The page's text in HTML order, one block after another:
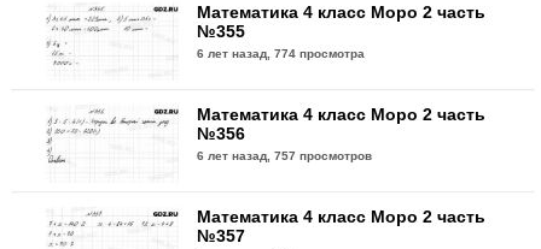
Математика 4 класс Моро 2 часть
№355
6 лет назад,774 просмотра
Математика 4 класс Моро 2 часть
№356
6 лет назад,757 просмотров
Математика 4 класс Моро 2 часть
№357